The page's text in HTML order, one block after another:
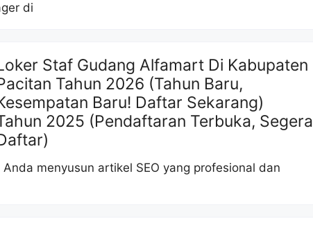
di
Staf Gudang Alfamart Di Kabupaten
Tahun 2026 (Tahun Baru,
Baru! Daftar Sekarang)
2025 (Pendaftaran Terbuka, Segera
menyusun artikel SEO yang profesional dan